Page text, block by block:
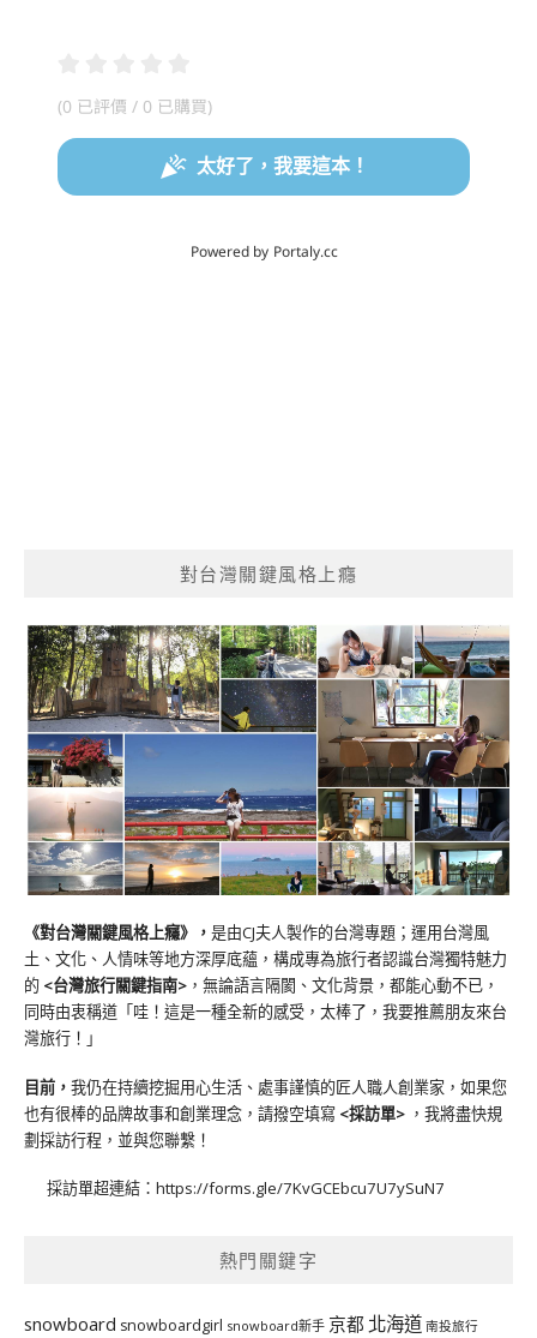
對台灣關鍵風格上癮
《對台灣關鍵風格上癮》 ， 是由CJ夫人製作的台灣專題；運用台灣風
土、文化、人情味等地方深厚底蘊，構成專為旅行者認識台灣獨特魅力
的 <台灣旅行關鍵指南> ，無論語言隔閡、文化背景，都能心動不已，
同時由衷稱道「哇！這是一種全新的感受，太棒了，我要推薦朋友來台
灣旅行！」
目前， 我仍在持續挖掘用心生活、處事謹慎的匠人職人創業家，如果您
也有很棒的品牌故事和創業理念，請撥空填寫 <採訪單> ，我將盡快規
劃採訪行程，並與您聯繫！
採訪單超連結： https://forms.gle/7KvGCEbcu7U7ySuN7
熱門關鍵字
snowboard snowboardgirl snowboard新手 京都 北海道 南投旅行